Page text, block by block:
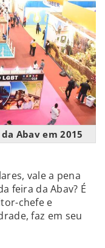
Abav em 2015
vale a pena
feira da Abav? É
chefe e
faz em seu